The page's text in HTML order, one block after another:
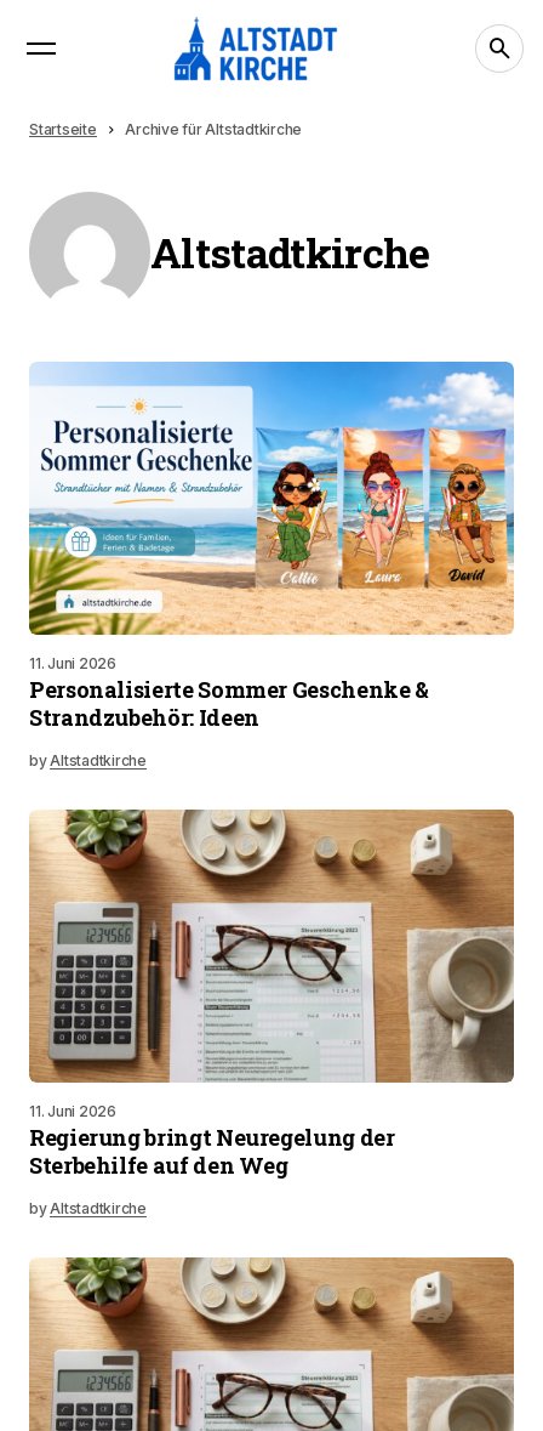
Startseite Archive für Altstadtkirche
Altstadtkirche
11. Juni 2026
Personalisierte Sommer Geschenke &
Strandzubehör: Ideen
byAltstadtkirche
11. Juni 2026
Regierung bringt Neuregelung der
Sterbehilfe auf den Weg
byAltstadtkirche